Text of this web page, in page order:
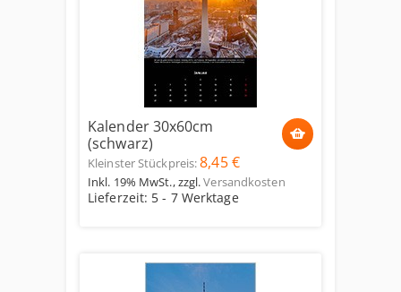
Kalender 30x60cm
(schwarz)
Kleinster Stückpreis:8,45 €
Inkl. 19% MwSt.,zzgl.Versandkosten
Lieferzeit: 5 - 7 Werktage